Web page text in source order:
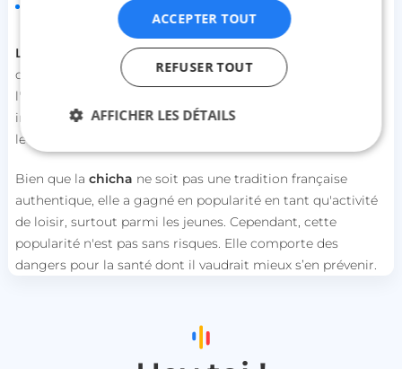
La chicha
expose aussi le fumeur à des risques de
contagions bactériennes ou virales comme
l'hépatite ou la tuberculose du fait qu’elle est un
instrument utilisé par plusieurs personnes qui fument sur
le même embout de manière consécutive et récidivée.
Bien que la chicha ne soit pas une tradition française
authentique, elle a gagné en popularité en tant qu'activité
de loisir, surtout parmi les jeunes. Cependant, cette
popularité n'est pas sans risques. Elle comporte des
dangers pour la santé dont il vaudrait mieux s’en prévenir.
ACCEPTER TOUT
REFUSER TOUT
AFFICHER LES DÉTAILS
Strictement nécessaires
Fonctionnalité Non classifiés
Les cookies strictement nécessaires habilitent des
fonctionnalités de base du site Web telles que la